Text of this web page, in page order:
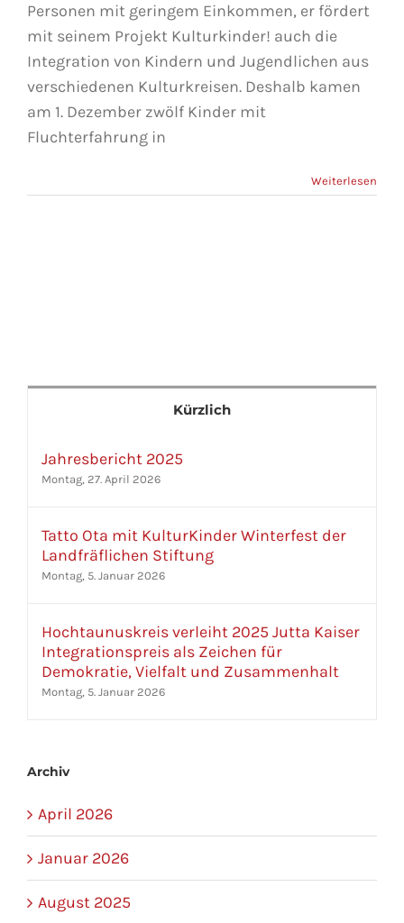
Personen mit geringem Einkommen, er fördert
mit seinem Projekt Kulturkinder! auch die
Integration von Kindern und Jugendlichen aus
verschiedenen Kulturkreisen. Deshalb kamen
am 1. Dezember zwölf Kinder mit
Fluchterfahrung in
Weiterlesen
Kürzlich
Jahresbericht 2025
Montag, 27. April 2026
Tatto Ota mit KulturKinder Winterfest der
Landfräflichen Stiftung
Montag, 5. Januar 2026
Hochtaunuskreis verleiht 2025 Jutta Kaiser
Integrationspreis als Zeichen für
Demokratie, Vielfalt und Zusammenhalt
Montag, 5. Januar 2026
Archiv
April 2026
Januar 2026
August 2025